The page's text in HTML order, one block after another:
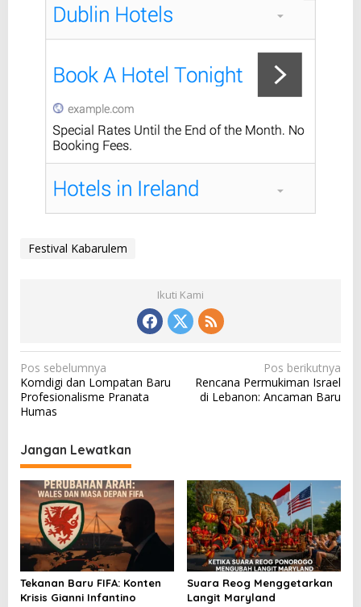
Festival Kabarulem
Ikuti Kami
N
a
v
g
a
s
i
p
o
s
Pos sebelumnya
Komdigi dan Lompatan Baru
Profesionalisme Pranata
Humas
Pos berikutnya
Rencana Permukiman Israel
di Lebanon: Ancaman Baru
Jangan Lewatkan
Tekanan Baru FIFA: Konten
Krisis Gianni Infantino
Suara Reog Menggetarkan
Langit Maryland